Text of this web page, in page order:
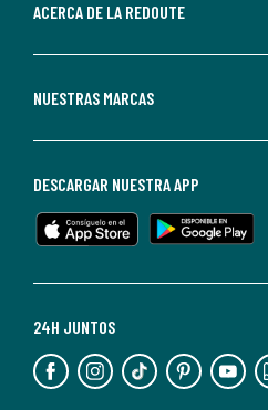
en
ACERCA DE LA REDOUTE
NUESTRAS MARCAS
24H JUNTOS
DESCARGAR NUESTRA APP